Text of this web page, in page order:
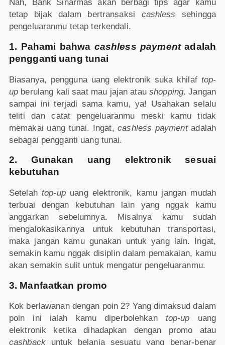
Nah, Bank Sinarmas akan berbagi tips agar kamu
tetap bijak dalam bertransaksi cashless sehingga
pengeluaranmu tetap terkendali.
1. Pahami bahwa cashless paymentadalah
pengganti uang tunai
Biasanya, pengguna uang elektronik suka khilaf top-
up berulang kali saat mau jajan ataushopping. Jangan
sampai ini terjadi sama kamu, ya! Usahakan selalu
teliti dan catat pengeluaranmu meski kamu tidak
memakai uang tunai. Ingat,cashless paymentadalah
sebagai pengganti uang tunai.
2. Gunakan uang elektronik sesuai
kebutuhan
Setelahtop-upuang elektronik, kamu jangan mudah
terbuai dengan kebutuhan lain yang nggak kamu
anggarkan sebelumnya. Misalnya kamu sudah
mengalokasikannya untuk kebutuhan transportasi,
maka jangan kamu gunakan untuk yang lain. Ingat,
semakin kamu nggak disiplin dalam pemakaian, kamu
akan semakin sulit untuk mengatur pengeluaranmu.
3. Manfaatkan promo
Kok berlawanan dengan poin 2? Yang dimaksud dalam
poin ini ialah kamu diperbolehkan top-up uang
elektronik ketika dihadapkan dengan promo atau
cashback untuk belanja sesuatu yang benar-benar